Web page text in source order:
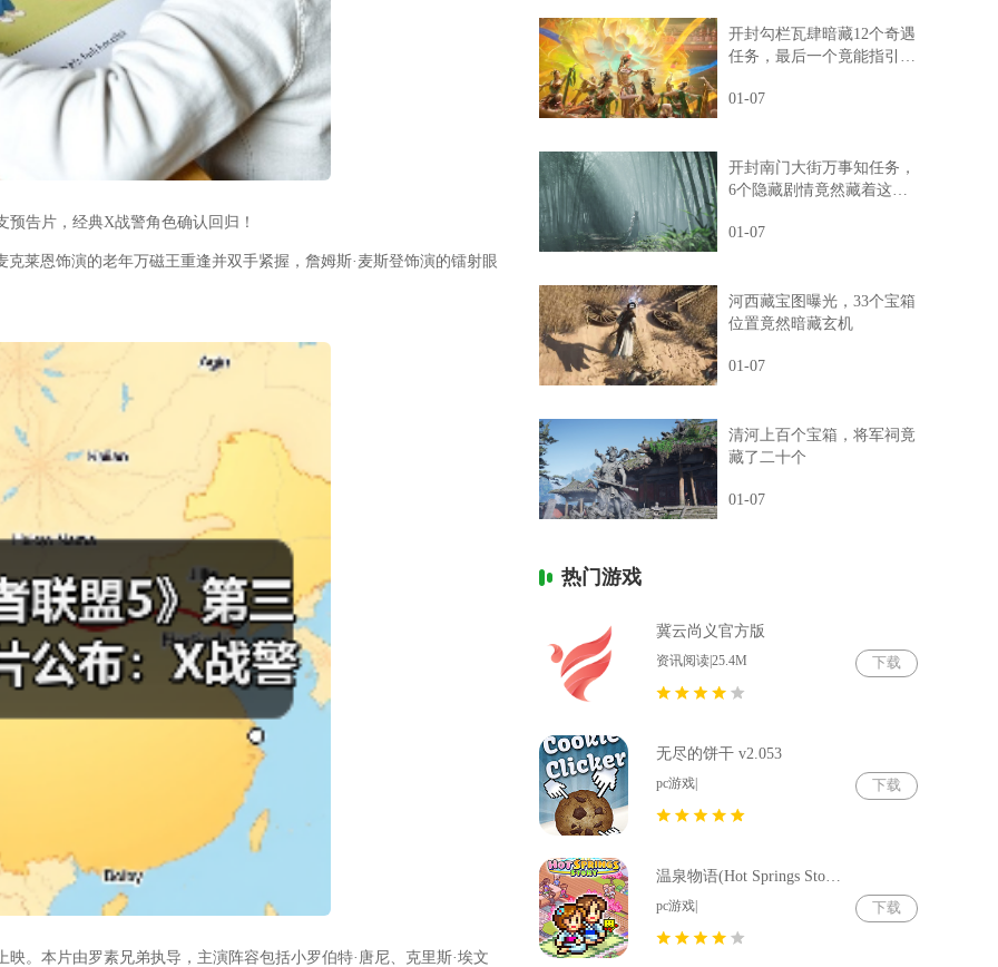
告片，经典X战警角色确认回归！
莱恩饰演的老年万磁王重逢并双手紧握，詹姆斯·麦斯登饰演的镭射眼
。本片由罗素兄弟执导，主演阵容包括小罗伯特·唐尼、克里斯·埃文
开封勾栏瓦肆暗藏12个奇遇
任务，最后一个竟能指引人
01-07
开封南门大街万事知任务，
6个隐藏剧情竟然藏着这样
01-07
河西藏宝图曝光，33个宝箱
位置竟然暗藏玄机
01-07
清河上百个宝箱，将军祠竟
藏了二十个
01-07
热门游戏
冀云尚义官方版
资讯阅读|25.4M 下载
无尽的饼干 v2.053
pc游戏| 下载
温泉物语(Hot Springs Story) v2.79
pc游戏| 下载